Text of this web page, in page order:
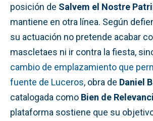
posición de Salvem el Nostre
mantiene en otra línea. Según
su actuación no pretende acabar
mascletaes ni ir contra la fiesta,
cambio de emplazamiento que
fuente de Luceros, obra de Daniel
catalogada como Bien de
plataforma sostiene que su